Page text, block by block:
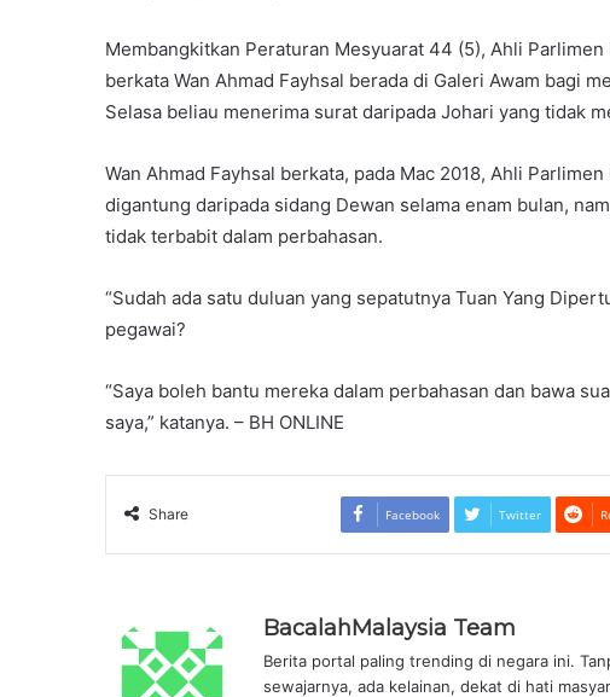
Membangkitkan Peraturan Mesyuarat 44 (5), Ahli
berkata Wan Ahmad Fayhsal berada di Galeri Awam bagi
Selasa beliau menerima surat daripada Johari yang tidak
Wan Ahmad Fayhsal berkata, pada Mac 2018, Ahli
digantung daripada sidang Dewan selama enam bulan,
tidak terbabit dalam perbahasan.
“Sudah ada satu duluan yang sepatutnya Tuan Yang
pegawai?
“Saya boleh bantu mereka dalam perbahasan dan bawa
saya,” katanya. – BH ONLINE
Share Facebook Twitter
BacalahMalaysia Team
Berita portal paling trending di negara ini.
sewajarnya, ada kelainan, dekat di hati